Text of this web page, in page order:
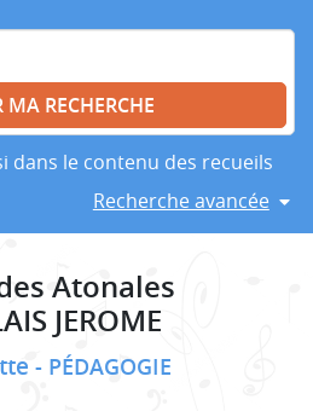
dans le contenu des recueils
Recherche avancée
Atonales
JEROME
PÉDAGOGIE